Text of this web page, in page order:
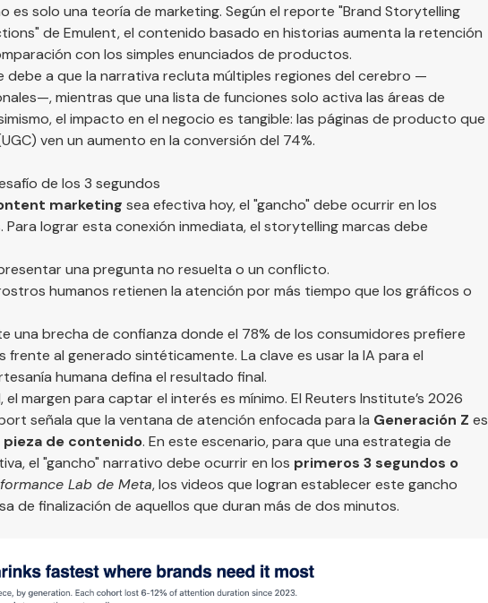
es solo una teoría de marketing. Según el reporte "Brand Storytelling
de Emulent, el contenido basado en historias aumenta la retención
con los simples enunciados de productos.
debe a que la narrativa recluta múltiples regiones del cerebro —
mientras que una lista de funciones solo activa las áreas de
el impacto en el negocio es tangible: las páginas de producto que
ven un aumento en la conversión del 74%.
de los 3 segundos
marketing sea efectiva hoy, el "gancho" debe ocurrir en los
Para lograr esta conexión inmediata, el storytelling marcas debe
una pregunta no resuelta o un conflicto.
humanos retienen la atención por más tiempo que los gráficos o
una brecha de confianza donde el 78% de los consumidores prefiere
al generado sintéticamente. La clave es usar la IA para el
humana defina el resultado final.
margen para captar el interés es mínimo. El Reuters Institute’s 2026
señala que la ventana de atención enfocada para la Generación Z es
pieza de contenido. En este escenario, para que una estrategia de
el "gancho" narrativo debe ocurrir en los primeros 3 segundos o
Lab de Meta, los videos que logran establecer este gancho
de finalización de aquellos que duran más de dos minutos.